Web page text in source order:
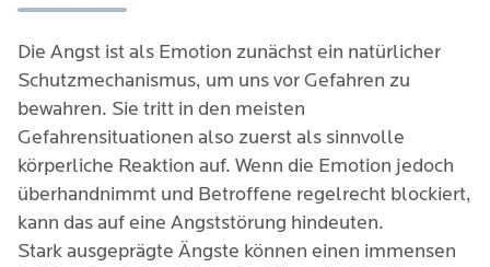
Die Angst ist als Emotion zunächst ein natürlicher
Schutzmechanismus, um uns vor Gefahren zu
bewahren. Sie tritt in den meisten
Gefahrensituationen also zuerst als sinnvolle
körperliche Reaktion auf. Wenn die Emotion jedoch
überhandnimmt und Betroffene regelrecht blockiert,
kann das auf eine Angststörung hindeuten.
Stark ausgeprägte Ängste können einen immensen